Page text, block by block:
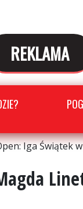
REKLAMA
Iga Świątek